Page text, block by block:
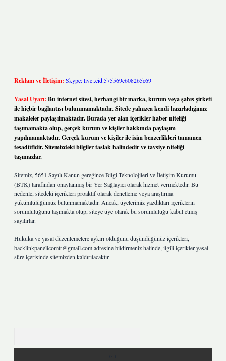
Reklam ve İletişim: Skype: live:.cid.575569c608265c69
Yasal Uyarı: Bu internet sitesi, herhangi bir marka, kurum veya şahıs şirketi
ile hiçbir bağlantısı bulunmamaktadır. Sitede yalnızca kendi hazırladığımız
makaleler paylaşılmaktadır. Burada yer alan içerikler haber niteliği
taşımamakta olup, gerçek kurum ve kişiler hakkında paylaşım
yapılmamaktadır. Gerçek kurum ve kişiler ile isim benzerlikleri tamamen
tesadüfidir. Sitemizdeki bilgiler taslak halindedir ve tavsiye niteliği
taşımazlar.
Sitemiz, 5651 Sayılı Kanun gereğince Bilgi Teknolojileri ve İletişim Kurumu
(BTK) tarafından onaylanmış bir Yer Sağlayıcı olarak hizmet vermektedir. Bu
nedenle, sitedeki içerikleri proaktif olarak denetleme veya araştırma
yükümlülüğümüz bulunmamaktadır. Ancak, üyelerimiz yazdıkları içeriklerin
sorumluluğunu taşımakta olup, siteye üye olarak bu sorumluluğu kabul etmiş
sayılırlar.
Hukuka ve yasal düzenlemelere aykırı olduğunu düşündüğünüz içerikleri,
backlinkpanelicomtr@gmail.comadresine bildirmeniz halinde, ilgili içerikler yasal
süre içerisinde sitemizden kaldırılacaktır.